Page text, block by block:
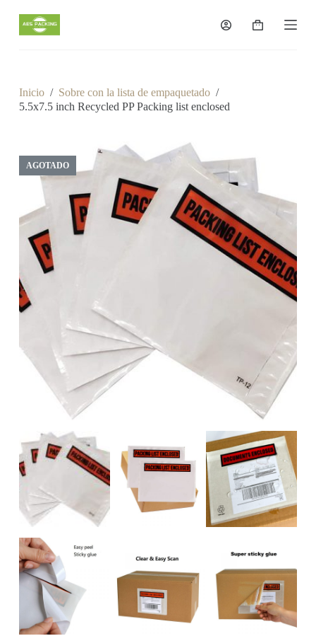
S
n
o
Carro
Inicio / Sobre con la lista de empaquetado /
5.5x7.5 inch Recycled PP Packing list enclosed
AGOTADO